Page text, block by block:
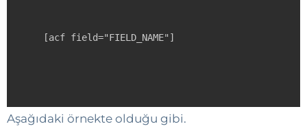
[acf field="FIELD_NAME"]
Aşağıdaki örnekte olduğu gibi.